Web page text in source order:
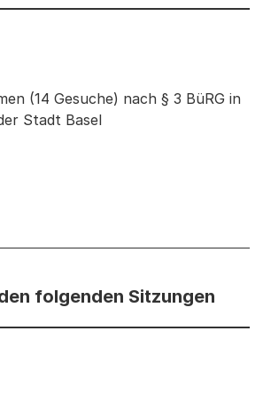
Ausgewählten Geschäft
(14 Gesuche) nach § 3 BüRG in
Stadt Basel
folgenden Sitzungen
folgenden Sitzungen: Informationen